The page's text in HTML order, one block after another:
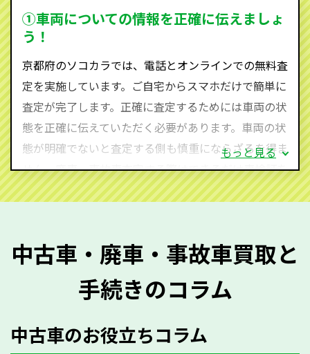
を実現し、お客様に利益を還元することができるので
す。
590-870）までお問い合わせ下さい。
査定・ご相談・見積もりはすべて無料で行います。安
心してお問い合わせください。
①車両についての情報を正確に伝えましょ
う！
京都府のソコカラでは、電話とオンラインでの無料査
定を実施しています。ご自宅からスマホだけで簡単に
査定が完了します。正確に査定するためには車両の状
態を正確に伝えていただく必要があります。車両の状
態が明確でないと査定する側も慎重にならざるを得ま
せん。廃車・事故車査定する際はできるだけ車検証を
ご準備ください。車検証があることで車両状態や年式
質問させていただく内容は以下の通りとなります。
メーカー／車種
型式／グレード
もっと見る
中古車・廃車・事故車買取と
手続きのコラム
中古車のお役立ちコラム